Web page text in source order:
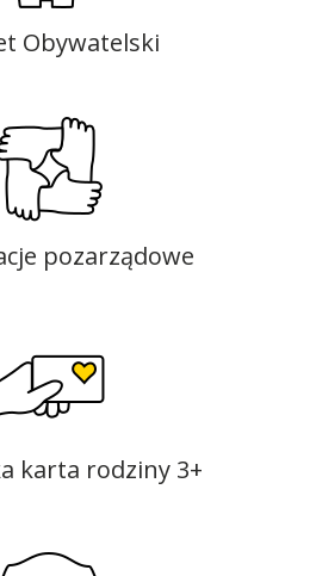
Obywatelski
pozarządowe
karta rodziny 3+